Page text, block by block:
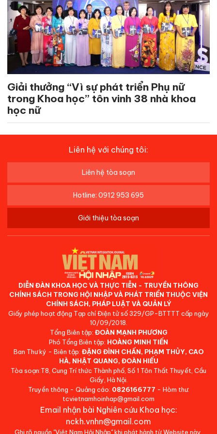
Giải thưởng “Vì sự phát triển Phụ nữ
trong Khoa học” tôn vinh 38 nhà khoa
học nữ
Liên hệ với chúng tôi:
Liên hệ tòa soạn
Hotline: 0912 953 695
Giới thiệu tòa soạn
DIỄN ĐÀN KHOA HỌC VÀ THỰC TIỄN - TRUYỀN THÔNG
CHÍNH SÁCH TRONG HỘI NHẬP VÀ PHÁT TRIỂN THUỘC VIỆN
CHÍNH SÁCH, PHÁP LUẬT VÀ QUẢN LÝ
Giấy phép hoạt động Tạp chí Điện tử số 329/GP-BTTTT cấp ngày
10/09/2018.
Tổng Biên tập: ĐOÀN MẠNH PHƯƠNG
Phó Tổng Biên tập: HOÀNG MINH TIẾN
Ban Thư ký - Biên tập: ĐẶNG ĐÌNH CHẤN, PHẠM THỦY, CAO
HÀ, NHẬT QUANG, ĐOÀN HIẾU
Tòa soạn:T8, Cung Trí thức Thành phố, Số 1 Tôn Thất Thuyết, Cầu
Giấy, Hà Nội.
Truyền thông - Quảng cáo: 0826166777 - Hòm thư:
tcvietnamhoinhap@gmail.com
Email nhận bài Nghiên cứu Khoa học:
nckh.vnhn@gmail.com
Ghi rõ nguồn "Việt Nam Hội Nhập" khi phát hành từ Website này.